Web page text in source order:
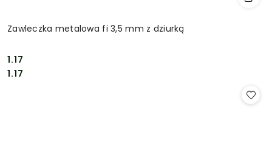
Zawleczka metalowa fi 3,5 mm z dziurką
Cena:
1.17
Cena:
1.17